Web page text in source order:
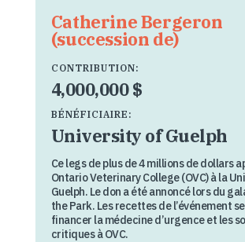
Catherine Bergeron
(succession de)
CONTRIBUTION:
4,000,000 $
BÉNÉFICIAIRE:
University of Guelph
Ce legs de plus de 4 millions de dollars
Ontario Veterinary College (OVC) à la
Guelph. Le don a été annoncé lors du
the Park. Les recettes de l’événement
financer la médecine d’urgence et les
critiques à OVC.